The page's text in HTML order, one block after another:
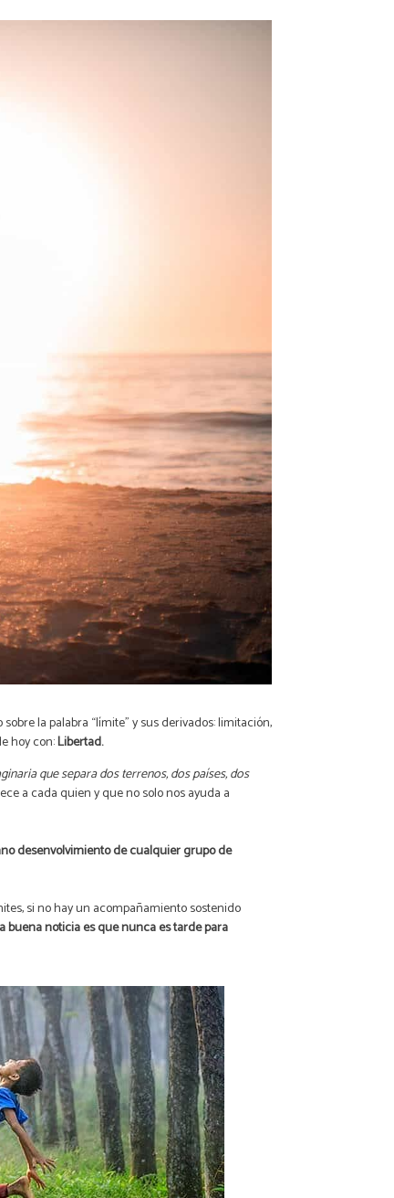
la palabra “límite” y sus derivados: limitación,
hoy con:Libertad.
que separa dos terrenos, dos países, dos
a cada quien y que no solo nos ayuda a
desenvolvimiento de cualquier grupo de
si no hay un acompañamiento sostenido
buena noticia es que nunca es tarde para